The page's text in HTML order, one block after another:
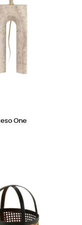
One